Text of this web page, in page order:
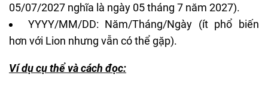
05/07/2027 nghĩa là ngày 05 tháng 7 năm 2027).
YYYY/MM/DD: Năm/Tháng/Ngày (ít phổ biến
hơn với Lion nhưng vẫn có thể gặp).
Ví dụ cụ thể và cách đọc: